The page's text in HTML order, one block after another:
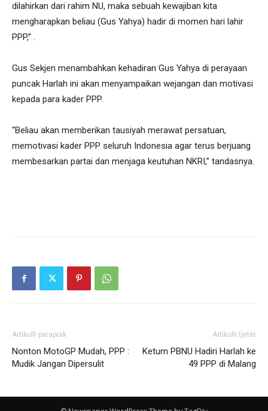
dilahirkan dari rahim NU, maka sebuah kewajiban kita
mengharapkan beliau (Gus Yahya) hadir di momen hari lahir
PPP,” .
Gus Sekjen menambahkan kehadiran Gus Yahya di perayaan
puncak Harlah ini akan menyampaikan wejangan dan motivasi
kepada para kader PPP.
“Beliau akan memberikan tausiyah merawat persatuan,
memotivasi kader PPP seluruh Indonesia agar terus berjuang
membesarkan partai dan menjaga keutuhan NKRI,” tandasnya.
Artikulli paraprak
Nonton MotoGP Mudah, PPP :
Mudik Jangan Dipersulit
Artikulli tjetër
Ketum PBNU Hadiri Harlah ke
49 PPP di Malang